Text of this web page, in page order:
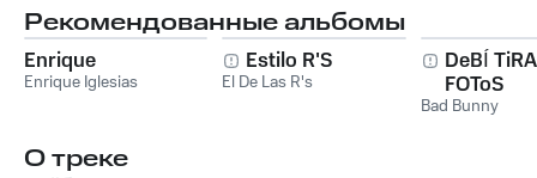
Рекомендованные альбомы
Enrique
Enrique Iglesias
Estilo R'S
El De Las R's
DeBÍ
FOToS
Bad Bunny
О треке